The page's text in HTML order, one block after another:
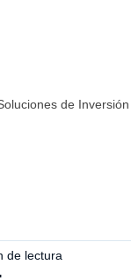
de Inversión
de lectura